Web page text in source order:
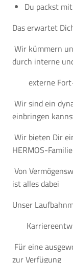
Du packst mit
Das erwartet
Wir kümmern
durch interne
externe Fort-
Wir sind ein
einbringen
Wir bieten Dir
HERMOS-Familie
Von
ist alles dabei
Unser
Für eine
zur Verfügung